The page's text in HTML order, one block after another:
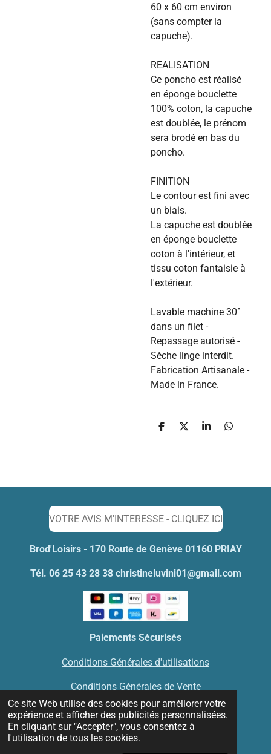
Ce site Web utilise des cookies pour améliorer votre
expérience et afficher des publicités personnalisées.
En cliquant sur "Accepter", vous consentez à
l'utilisation de tous les cookies.
60 x 60 cm environ
(sans compter la
capuche).
REALISATION
Ce poncho est réalisé
en éponge bouclette
100% coton, la capuche
est doublée, le prénom
sera brodé en bas du
poncho.
FINITION
Le contour est fini avec
un biais.
La capuche est doublée
en éponge bouclette
coton à l'intérieur, et
tissu coton fantaisie à
l'extérieur.
Lavable machine 30°
dans un filet -
Repassage autorisé -
Sèche linge interdit.
Fabrication Artisanale -
Made in France.
P
P
P
P
VOTRE AVIS M'INTERESSE - CLIQUEZ ICI
Brod'Loisirs - 170 Route de Genève 01160 PRIAY
Tél. 06 25 43 28 38 christineluvini01@gmail.com
Paiements Sécurisés
Conditions Générales d'utilisations
Conditions Générales de Vente
Mentions Légales